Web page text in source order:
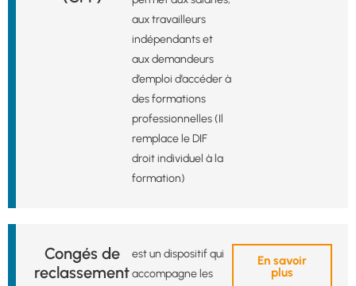
aux travailleurs
indépendants et
aux demandeurs
d’emploi d’accéder à
des formations
professionnelles (Il
remplace le DIF
droit individuel à la
formation)
Congés de
reclassement
est un dispositif qui
accompagne les
En savoir
plus